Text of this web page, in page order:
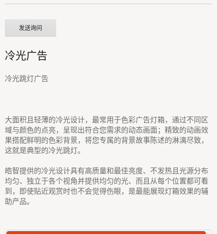
发送询问
冷光广告
冷光跳灯广告
大面积且轻薄的冷光设计，最常用于色彩广告灯箱，通过不同区
域与颜色的点亮，呈现出符合您需求的动态画面；精致的动画效
果搭配鲜明的色彩背景，将您专属的背景故事陈述的淋漓尽致，
这就是典型的冷光跳灯。
皓智提供的冷光设计具有高质量和最佳亮度、不发热且光源分布
均匀、独立于各个视角并提供均匀的光、而且从每个位置都可看
到，即使贴近观赏时也不会觉得伤眼，是最能展现灯箱效果的辅
助产品。